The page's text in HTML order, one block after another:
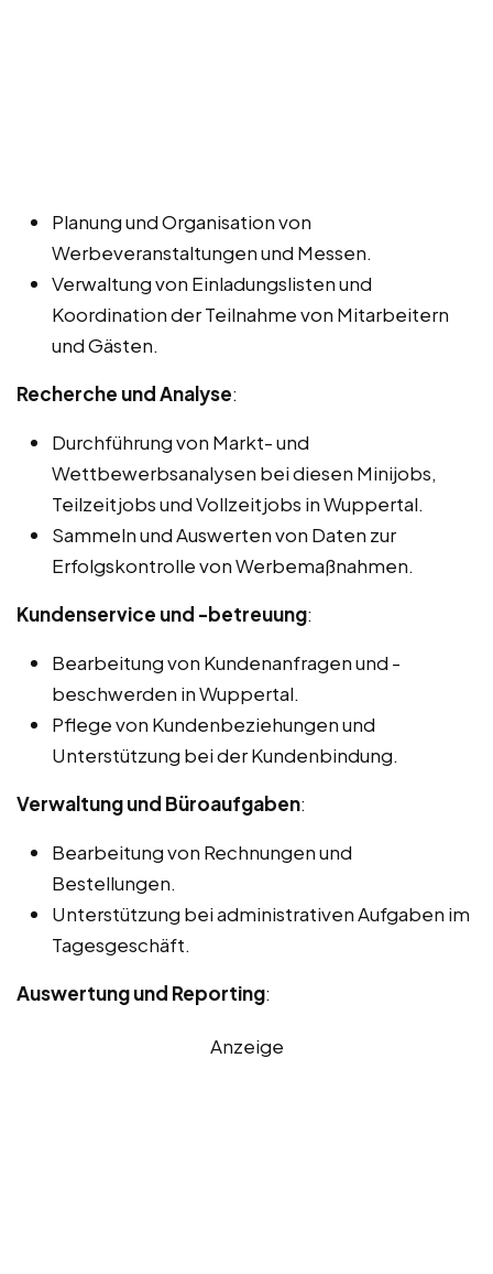
Planung und Organisation von
Werbeveranstaltungen und Messen.
Verwaltung von Einladungslisten und
Koordination der Teilnahme von Mitarbeitern
und Gästen.
Recherche und Analyse:
Durchführung von Markt- und
Wettbewerbsanalysen bei diesen Minijobs,
Teilzeitjobs und Vollzeitjobs in Wuppertal.
Sammeln und Auswerten von Daten zur
Erfolgskontrolle von Werbemaßnahmen.
Kundenservice und -betreuung:
Bearbeitung von Kundenanfragen und -
beschwerden in Wuppertal.
Pflege von Kundenbeziehungen und
Unterstützung bei der Kundenbindung.
Verwaltung und Büroaufgaben:
Bearbeitung von Rechnungen und
Bestellungen.
Unterstützung bei administrativen Aufgaben im
Tagesgeschäft.
Auswertung und Reporting:
Anzeige